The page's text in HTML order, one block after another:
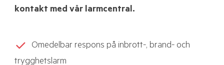
kontakt med vår larmcentral.
Omedelbar respons på inbrott-, brand- och
trygghetslarm